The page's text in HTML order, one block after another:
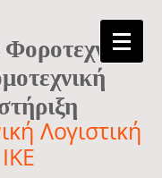
Λογιστική
ΙΚΕ